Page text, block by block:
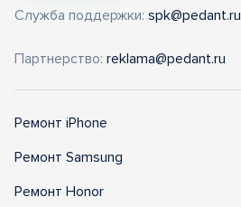
Служба поддержки: spk@pedant.ru
Партнерство: reklama@pedant.ru
Ремонт iPhone
Ремонт Samsung
Ремонт Honor